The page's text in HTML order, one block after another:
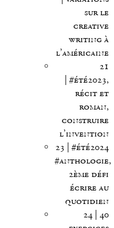
sur le
creative
writing à
l’américaine
21
| #été2023,
récit et
roman,
construire
l’invention
23 | #été2024
#anthologie,
2ème défi
écrire au
quotidien
24 | 40